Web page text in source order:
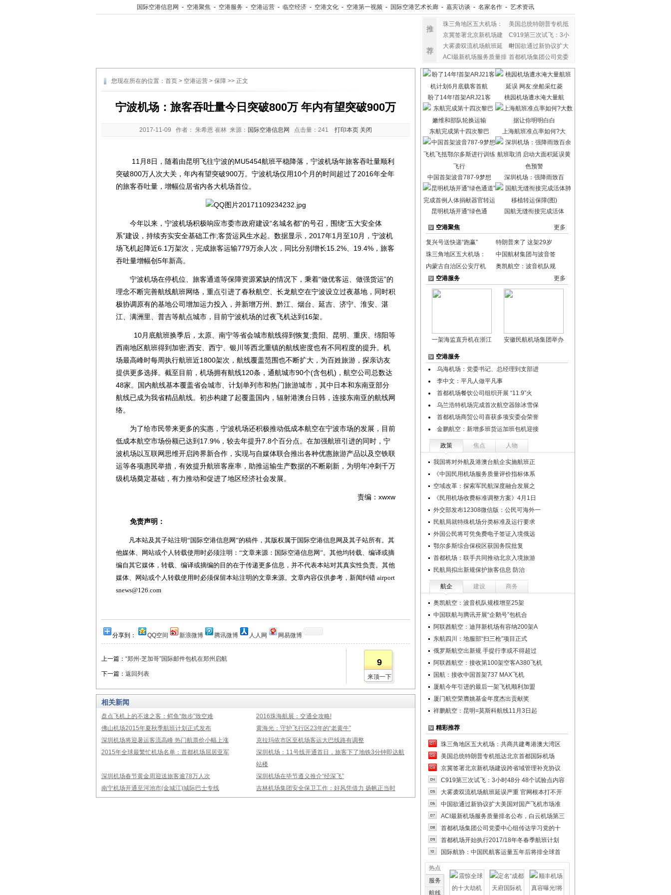
国际空港信息网 - 空港聚焦 - 空港服务 - 空港运营 - 临空经济 - 空港文化 - 空港第一视频 - 国际空港艺术长廊 - 嘉宾访谈 - 名家名作 - 艺术资讯
推
荐
珠三角地区五大机场：
美国总统特朗普专机抵
京冀签署北京新机场建
C919第三次试飞：3小
时
大雾袭双流机场航班延
中国欲通过新协议扩大
ACI最新机场服务质量排 首都机场集团公司党委
您现在所在的位置： 首页 > 空港运营 > 保障 >> 正文
宁波机场：旅客吞吐量今日突破800万 年内有望突破900万
2017-11-09 作者： 朱希恩 崔林 来源： 国际空港信息网 点击量： 241 打印本页 关闭
11月8日，随着由昆明飞往宁波的MU5454航班平稳降落，宁波机场年旅客吞吐量顺利
突破800万人次大关，年内有望突破900万。宁波机场仅用10个月的时间超过了2016年全年
的旅客吞吐量，增幅位居省内各大机场首位。
今年以来，宁波机场积极响应市委市政府建设“名城名都”的号召，围绕“五大安全体
系”建设，持续夯实安全基础工作;客货运风生水起。数据显示，2017年1月至10月，宁波机
场飞机起降近6.1万架次，完成旅客运输779万余人次，同比分别增长15.2%、19.4%，旅客
吞吐量增幅创5年新高。
宁波机场在停机位、旅客通道等保障资源紧缺的情况下，秉着“做优客运、做强货运”的
理念不断完善航线航班网络，重点引进了春秋航空、长龙航空在宁波设立过夜基地，同时积
极协调原有的基地公司增加运力投入，并新增万州、黔江、烟台、延吉、济宁、淮安、湛
江、满洲里、普吉等航点城市，目前宁波机场的过夜飞机达到16架。
10月底航班换季后，太原、南宁等省会城市航线得到恢复;贵阳、昆明、重庆、绵阳等
西南地区航班得到加密;西安、西宁、银川等西北重镇的航线密度也有不同程度的提升。机
场最高峰时每周执行航班近1800架次，航线覆盖范围也不断扩大，为百姓旅游，探亲访友
提供更多选择。截至目前，机场拥有航线120条，通航城市90个(含包机)，航空公司总数达
48家。国内航线基本覆盖省会城市、计划单列市和热门旅游城市，其中日本和东南亚部分
航线已成为我省精品航线。初步构建了起覆盖国内，辐射港澳台日韩，连接东南亚的航线网
络。
为了给市民带来更多的实惠，宁波机场还积极推动低成本航空在宁波市场的发展，目前
低成本航空市场份额已达到17.9%，较去年提升7.8个百分点。在加强航班引进的同时，宁
波机场以互联网思维开启跨界新合作，实现与自媒体联合推出各种优惠旅游产品以及空铁联
运等各项惠民举措，有效提升航班客座率，助推运输生产数据的不断刷新，为明年冲刺千万
级机场奠定基础，有力推动和促进了地区经济社会发展。
责编：xwxw
免责声明：
凡本站及其子站注明“国际空港信息网”的稿件，其版权属于国际空港信息网及其子站所有。其
他媒体、网站或个人转载使用时必须注明：“文章来源：国际空港信息网”。其他均转载、编译或摘
编自其它媒体，转载、编译或摘编的目的在于传递更多信息，并不代表本站对其真实性负责。其他
媒体、网站或个人转载使用时必须保留本站注明的文章来源。文章内容仅供参考，新闻纠错 airport
snews@126.com
分享到： QQ空间 新浪微博 腾讯微博 人人网 网易微博
上一篇： “郑州-芝加哥”国际邮件包机在郑州启航
下一篇： 返回列表
9
来顶一下
相关新闻
盘点飞机上的不速之客：鳄鱼“散步”致空难
2016珠海航展：交通全攻略!
佛山机场2015年夏秋季航班计划正式发布
黄海光：守护飞行区23年的“老黄牛”
深圳机场将迎暑运客流高峰 热门航票价小幅上涨
克拉玛依市区至机场客运大巴线路有调整
2015年全球最繁忙机场名单：首都机场屈居亚军
深圳机场：11号线开通首日，旅客下了地铁3分钟即达航
站楼
深圳机场春节黄金周迎送旅客逾78万人次
深圳机场在毕节遵义推介“经深飞”
南宁机场开通至河池市(金城江)城际巴士专线
吉林机场集团安全保卫工作：好风凭借力 扬帆正当时
盼了14年!首架ARJ21客 桃园机场遭水淹大量航
东航完成第十四次黎巴 上海航班准点率如何?大
中国首架波音787-9梦想 深圳机场：强降雨致百
昆明机场开通“绿色通 国航无缝衔接完成活体
空港聚焦 更多
复兴号送快递“跑赢”
特朗普来了 这架29岁
珠三角地区五大机场：
中国航材集团与波音签
内蒙古自治区公安厅机
奥凯航空：波音机队规
空港服务
更多
一架海监直升机在浙江 安徽民航机场集团举办
空港服务
乌海机场：党委书记、总经理到支部进
李中文：平凡人做平凡事
首都机场餐饮公司组织开展 “11.9”火
乌兰浩特机场完成首次航空器除冰雪保
首都机场商贸公司喜获多项安委会荣誉
金鹏航空：新增多班货运加班包机迎接
政策 焦点 人物
我国将对外航及港澳台航企实施航班正
《中国民用机场服务质量评价指标体系
空域改革：探索军民航深度融合发展之
《民用机场收费标准调整方案》4月1日
外交部发布12308微信版：公民可海外一
民航局就特殊机场分类标准及运行要求
外国公民将可凭免费电子签证入境俄远
鄂尔多斯综合保税区获国务院批复
首都机场：联手共同推动北京入境旅游
民航局拟出新规保护旅客信息 防治
航企 建设 商务
奥凯航空：波音机队规模增至25架
中国联航与腾讯开展“企鹅号”包机合
阿联酋航空：迪拜新机场有容纳200架A
东航四川：地服部“扫三枪”项目正式
俄罗斯航空出新规 手提行李或不得超过
阿联酋航空：接收第100架空客A380飞机
国航：接收中国首架737 MAX飞机
厦航今年引进的最后一架飞机顺利加盟
厦门航空荣膺姚基金年度杰出贡献奖
祥鹏航空：昆明=莫斯科航线11月3日起
精彩推荐
珠三角地区五大机场：共商共建粤港澳大湾区
美国总统特朗普专机抵达北京首都国际机场
京冀签署北京新机场建设跨省域管理补充协议
C919第三次试飞：3小时48分 48个试验点内容
大雾袭双流机场航班延误严重 官网根本打不开
中国欲通过新协议扩大美国对国产飞机市场准
ACI最新机场服务质量排名公布，白云机场第三
首都机场集团公司党委中心组传达学习党的十
首都机场开始执行2017/18年冬春季航班计划
国际航协：中国民航客运量五年后将排全球首
热点
服务
航线